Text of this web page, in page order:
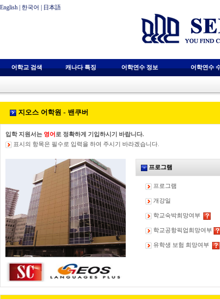
English 한국어 日本語
어학교 검색 캐나다 특징 어학연수 정보 어학연수
지오스 어학원 - 밴쿠버
입학 지원서는 영어 로 정확하게 기입하시기 바랍니다.
표시의 항목은 필수로 입력을 하여 주시기 바라겠습니다.
프로그램
프로그램
개강일
학교숙박희망여부
학교공항픽업희망여부
유학생 보험 희망여부